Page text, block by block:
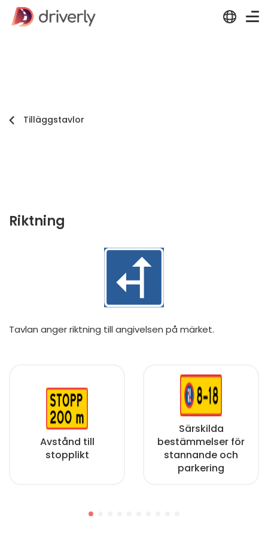
Tilläggstavlor
Riktning
Tavlan anger riktning till angivelsen på märket.
Avstånd till
stopplikt
Särskilda
bestämmelser för
stannande och
parkering